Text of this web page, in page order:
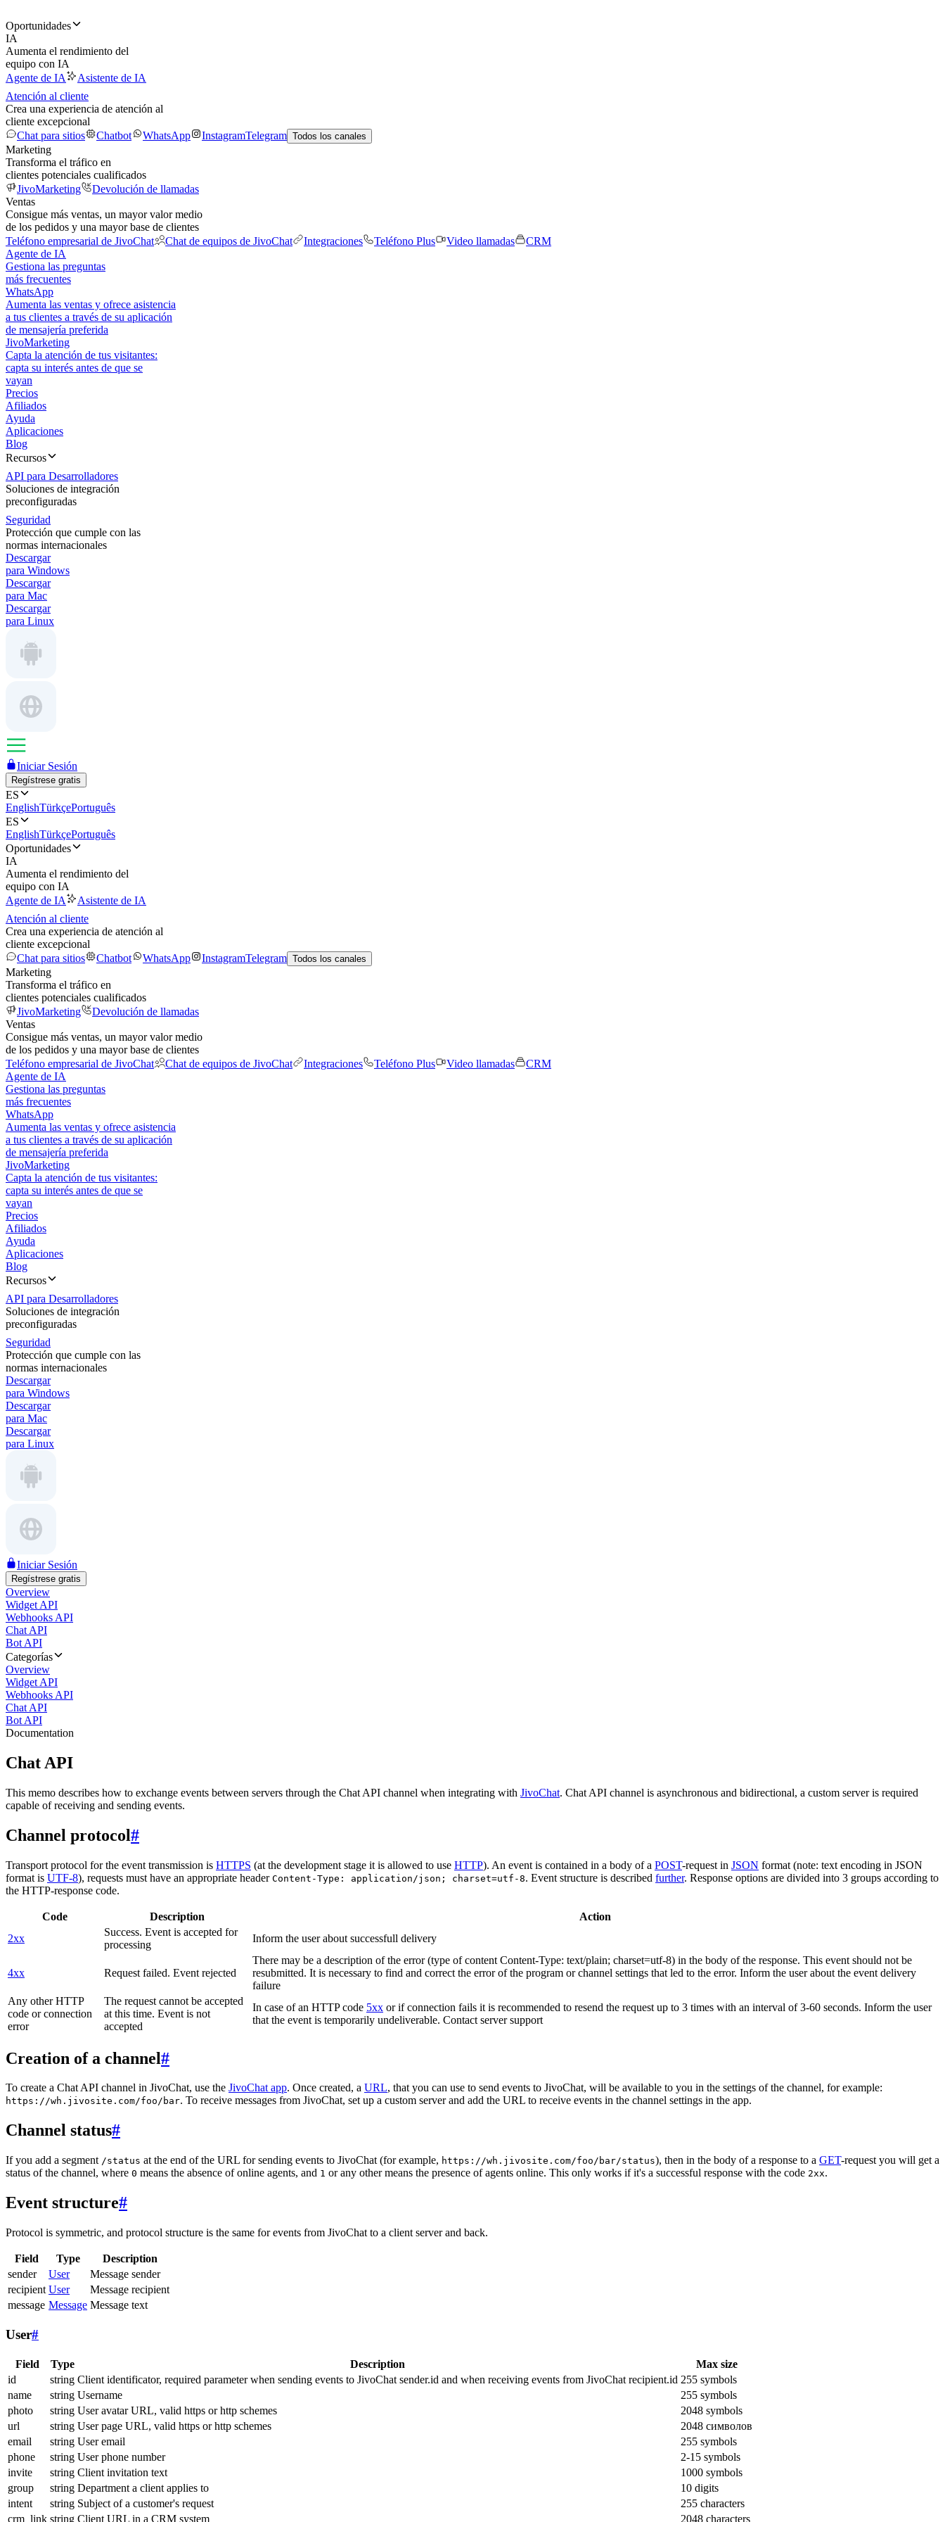
Oportunidades
IA
Aumenta el rendimiento del
equipo con IA
Agente de IA
Asistente de IA
Atención al cliente
Crea una experiencia de atención al
cliente excepcional
Chat para sitios
Chatbot WhatsApp InstagramTelegram Todos los canales
Marketing
Transforma el tráfico en
clientes potenciales cualificados
JivoMarketing
Devolución de llamadas
Ventas
Consigue más ventas, un mayor valor medio
de los pedidos y una mayor base de clientes
Teléfono empresarial de JivoChat
Chat de equipos de JivoChat Integraciones Teléfono Plus Video llamadas
CRM
Agente de IA
Gestiona las preguntas
más frecuentes
WhatsApp
Aumenta las ventas y ofrece asistencia
a tus clientes a través de su aplicación
de mensajería preferida
JivoMarketing
Capta la atención de tus visitantes:
capta su interés antes de que se
vayan
Precios
Afiliados
Ayuda
Aplicaciones
Blog
Recursos
API para Desarrolladores
Soluciones de integración
preconfiguradas
Seguridad
Protección que cumple con las
normas internacionales
Descargar
para Windows
Descargar
para Mac
Descargar
para Linux
Iniciar Sesión
Regístrese gratis
ES
EnglishTürkçePortuguês
ES
EnglishTürkçePortuguês
Oportunidades
IA
Aumenta el rendimiento del
equipo con IA
Agente de IA
Asistente de IA
Atención al cliente
Crea una experiencia de atención al
cliente excepcional
Chat para sitios
Chatbot WhatsApp InstagramTelegram Todos los canales
Marketing
Transforma el tráfico en
clientes potenciales cualificados
JivoMarketing
Devolución de llamadas
Ventas
Consigue más ventas, un mayor valor medio
de los pedidos y una mayor base de clientes
Teléfono empresarial de JivoChat
Chat de equipos de JivoChat Integraciones Teléfono Plus Video llamadas
CRM
Agente de IA
Gestiona las preguntas
más frecuentes
WhatsApp
Aumenta las ventas y ofrece asistencia
a tus clientes a través de su aplicación
de mensajería preferida
JivoMarketing
Capta la atención de tus visitantes:
capta su interés antes de que se
vayan
Precios
Afiliados
Ayuda
Aplicaciones
Blog
Recursos
API para Desarrolladores
Soluciones de integración
preconfiguradas
Seguridad
Protección que cumple con las
normas internacionales
Descargar
para Windows
Descargar
para Mac
Descargar
para Linux
Iniciar Sesión
Regístrese gratis
Overview
Widget API
Webhooks API
Chat API
Bot API
Categorías
Overview
Widget API
Webhooks API
Chat API
Bot API
Documentation
Chat API
This memo describes how to exchange events between servers through the Chat API channel when integrating with JivoChat. Chat API channel is asynchronous and bidirectional, a custom server is required
capable of receiving and sending events.
Channel protocol#
Transport protocol for the event transmission is HTTPS (at the development stage it is allowed to use HTTP). An event is contained in a body of a POST-request in JSON format (note: text encoding in JSON
format is UTF-8), requests must have an appropriate header Content-Type: application/json; charset=utf-8. Event structure is described further. Response options are divided into 3 groups according to
the HTTP-response code.
Code Description
Action
2xx
Success. Event is accepted for
processing
Inform the user about successfull delivery
4xx Request failed. Event rejected
There may be a description of the error (type of content Content-Type: text/plain; charset=utf-8) in the body of the response. This event should not be
resubmitted. It is necessary to find and correct the error of the program or channel settings that led to the error. Inform the user about the event delivery
failure
Any other HTTP
code or connection
error
The request cannot be accepted
at this time. Event is not
accepted
In case of an HTTP code 5xx or if connection fails it is recommended to resend the request up to 3 times with an interval of 3-60 seconds. Inform the user
that the event is temporarily undeliverable. Contact server support
Creation of a channel#
To create a Chat API channel in JivoChat, use the JivoChat app. Once created, a URL, that you can use to send events to JivoChat, will be available to you in the settings of the channel, for example:
https://wh.jivosite.com/foo/bar. To receive messages from JivoChat, set up a custom server and add the URL to receive events in the channel settings in the app.
Channel status#
If you add a segment /status at the end of the URL for sending events to JivoChat (for example, https://wh.jivosite.com/foo/bar/status), then in the body of a response to a GET-request you will get a
status of the channel, where 0 means the absence of online agents, and 1 or any other means the presence of agents online. This only works if it's a successful response with the code 2xx.
Event structure#
Protocol is symmetric, and protocol structure is the same for events from JivoChat to a client server and back.
Field Type
Description
sender
User
Message sender
recipient User
Message recipient
message Message Message text
User#
Field Type Description
Max size
id
string Client identificator, required parameter when sending events to JivoChat sender.id and when receiving events from JivoChat recipient.id 255 symbols
name
string Username
255 symbols
photo
string User avatar URL, valid https or http schemes
2048 symbols
url
string User page URL, valid https or http schemes
2048 символов
email
string User email
255 symbols
phone
string User phone number
2-15 symbols
invite
string Client invitation text
1000 symbols
group
string Department a client applies to
10 digits
intent
string Subject of a customer's request
255 characters
crm_link string Client URL in a CRM system 2048 characters